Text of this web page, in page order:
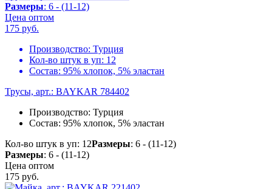
Размеры: 6 - (11-12)
Цена оптом
175 руб.
Производство: Турция
Кол-во штук в уп: 12
Состав: 95% хлопок, 5% эластан
Трусы, арт.: BAYKAR 784402
Производство: Турция
Состав: 95% хлопок, 5% эластан
Кол-во штук в уп: 12Размеры: 6 - (11-12)
Размеры: 6 - (11-12)
Цена оптом
175 руб.